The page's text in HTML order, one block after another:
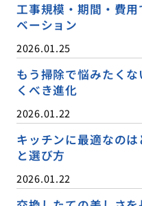
工事規模・期間・費
ベーション
2026.01.25
もう掃除で悩みたく
くべき進化
2026.01.22
キッチンに最適なの
と選び方
2026.01.22